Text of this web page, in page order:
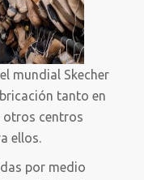
mundial Skecher
tanto en
otros centros
ellos.
por medio